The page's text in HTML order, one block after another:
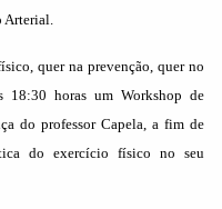
Arterial.
quer na prevenção, quer no
18:30 horas um Workshop de
do professor Capela, a fim de
do exercício físico no seu